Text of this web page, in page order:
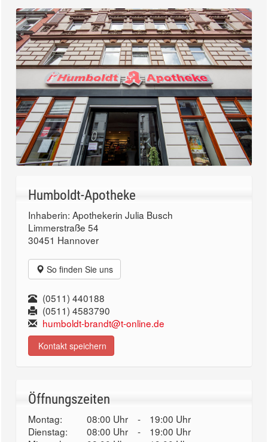
Humboldt-Apotheke
Inhaberin: Apothekerin Julia Busch
Limmerstraße 54
30451 Hannover
So finden Sie uns
(0511) 440188
(0511) 4583790
humboldt-brandt@t-online.de
Kontakt speichern
Öffnungszeiten
Montag: 08:00 Uhr -
19:00 Uhr
Dienstag:
08:00 Uhr -
19:00 Uhr